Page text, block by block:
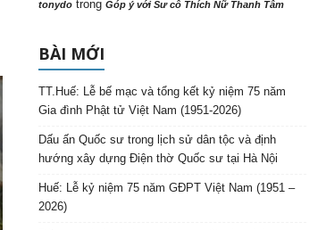
tonydotrong Góp ý với Sư cô Thích Nữ Thanh Tâm
BÀI MỚI
TT.Huế: Lễ bế mạc và tổng kết kỷ niệm 75 năm
Gia đình Phật tử Việt Nam (1951-2026)
Dấu ấn Quốc sư trong lịch sử dân tộc và định
hướng xây dựng Điện thờ Quốc sư tại Hà Nội
Huế: Lễ kỷ niệm 75 năm GĐPT Việt Nam (1951 –
2026)